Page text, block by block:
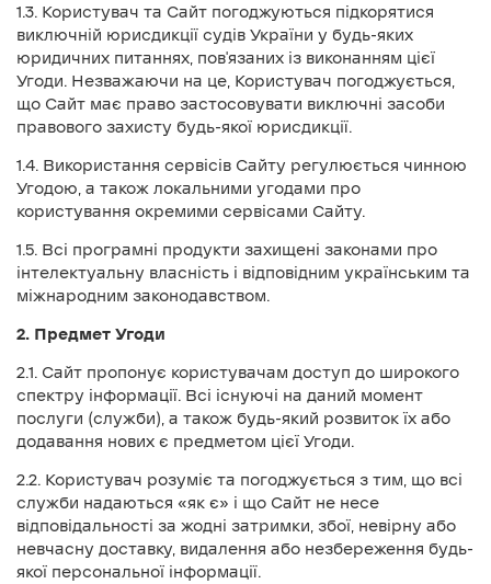
1.3. Користувач та Сайт погоджуються підкорятися
виключній юрисдикції судів України у будь-яких
юридичних питаннях, пов'язаних із виконанням цієї
Угоди. Незважаючи на це, Користувач погоджується,
що Сайт має право застосовувати виключні засоби
правового захисту будь-якої юрисдикції.
1.4. Використання сервісів Сайту регулюється чинною
Угодою, а також локальними угодами про
користування окремими сервісами Сайту.
1.5. Всі програмні продукти захищені законами про
інтелектуальну власність і відповідним українським та
міжнародним законодавством.
2. Предмет Угоди
2.1. Сайт пропонує користувачам доступ до широкого
спектру інформації. Всі існуючі на даний момент
послуги (служби), а також будь-який розвиток їх або
додавання нових є предметом цієї Угоди.
2.2. Користувач розуміє та погоджується з тим, що всі
служби надаються «як є» і що Сайт не несе
відповідальності за жодні затримки, збої, невірну або
невчасну доставку, видалення або незбереження будь-
якої персональної інформації.